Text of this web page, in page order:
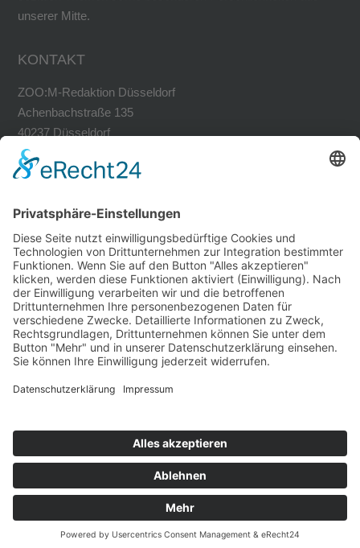
unserer Mitte.
KONTAKT
ZOO:M-Redaktion Düsseldorf
Achenbachstraße 135
40237 Düsseldorf
Tel. 0211-30200741
Fax 0211-30200749
RECHTLICHES
Impressum
Datenschutz
Datenschutz Social Networks
Mediadaten